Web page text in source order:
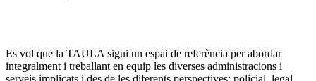
Es vol que la TAULA sigui un espai de referència per abordar
integralment i treballant en equip les diverses administracions i
serveis implicats i des de les diferents perspectives: policial, legal,